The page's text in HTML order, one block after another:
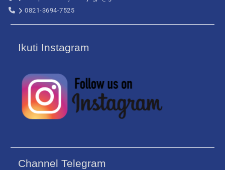
0821-3694-7525
Ikuti Instagram
Channel Telegram